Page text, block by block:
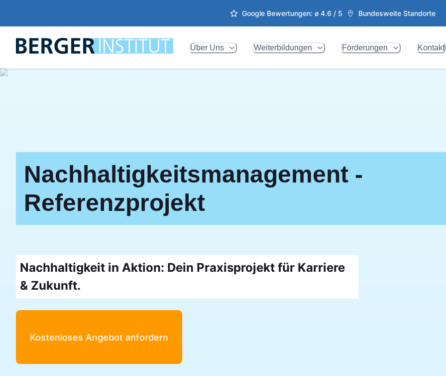
Google Bewertungen: ø 4.6 / 5 Bundesweite Standorte
Über Uns Weiterbildungen Förderungen Kontakt
Nachhaltigkeitsmanagement -
Referenzprojekt
Nachhaltigkeit in Aktion: Dein Praxisprojekt für Karriere
& Zukunft.
Kostenloses Angebot anfordern